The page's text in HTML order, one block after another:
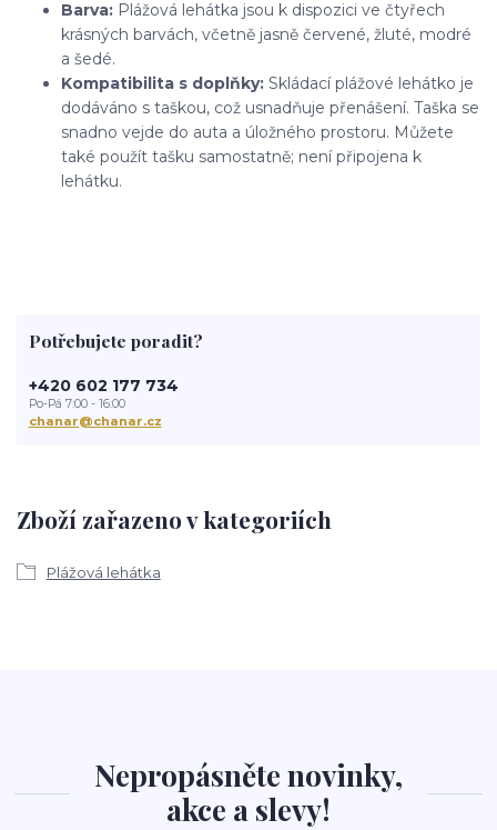
Barva: Plážová lehátka jsou k dispozici ve čtyřech
krásných barvách, včetně jasně červené, žluté, modré
a šedé.
Kompatibilita s doplňky: Skládací plážové lehátko je
dodáváno s taškou, což usnadňuje přenášení. Taška se
snadno vejde do auta a úložného prostoru. Můžete
také použít tašku samostatně; není připojena k
lehátku.
Zboží zařazeno v kategoriích
Plážová lehátka
Potřebujete poradit?
+420 602 177 734
Po-Pá 7:00 - 16:00
chanar@chanar.cz
Nepropásněte novinky,
akce a slevy!